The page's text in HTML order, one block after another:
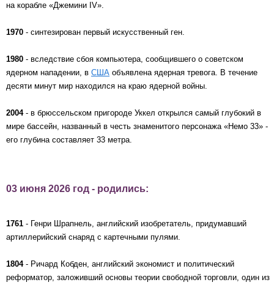
на корабле «Джемини IV».
1970 - синтезирован первый искусственный ген.
1980 - вследствие сбоя компьютера, сообщившего о советском
ядерном нападении, в США объявлена ядерная тревога. В течение
десяти минут мир находился на краю ядерной войны.
2004- в брюссельском пригороде Уккел открылся самый глубокий в
мире бассейн, названный в честь знаменитого персонажа «Немо 33» -
его глубина составляет 33 метра.
03 июня 2026 год - родились:
1761 - Генри Шрапнель, английский изобретатель, придумавший
артиллерийский снаряд с картечными пулями.
1804- Ричард Кобден, английский экономист и политический
реформатор, заложивший основы теории свободной торговли, один из